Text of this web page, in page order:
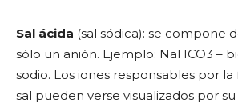
Sal ácida (sal sódica): se compone
sólo un anión. Ejemplo: NaHCO3 –
sodio. Los iones responsables por
sal pueden verse visualizados por